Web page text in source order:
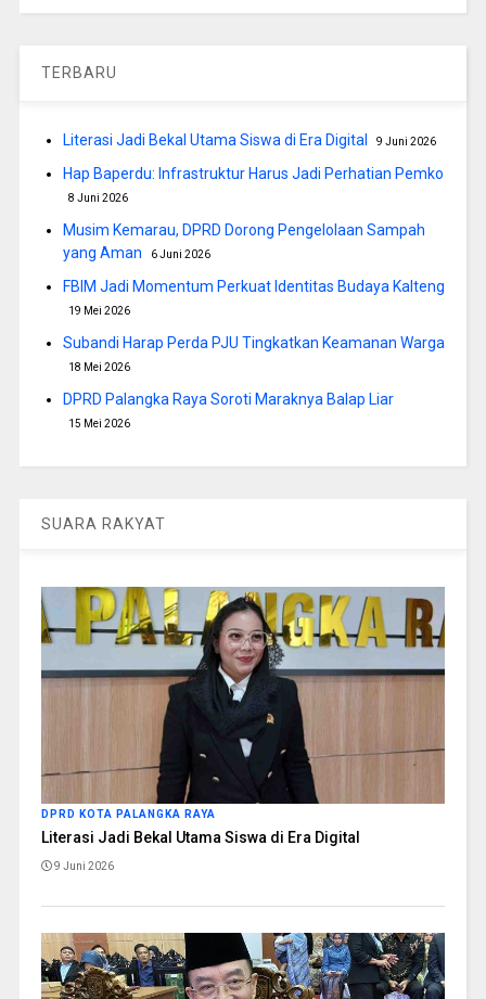
TERBARU
Literasi Jadi Bekal Utama Siswa di Era Digital 9 Juni 2026
Hap Baperdu: Infrastruktur Harus Jadi Perhatian Pemko
8 Juni 2026
Musim Kemarau, DPRD Dorong Pengelolaan Sampah
yang Aman
6 Juni 2026
FBIM Jadi Momentum Perkuat Identitas Budaya Kalteng
19 Mei 2026
Subandi Harap Perda PJU Tingkatkan Keamanan Warga
18 Mei 2026
DPRD Palangka Raya Soroti Maraknya Balap Liar
15 Mei 2026
SUARA RAKYAT
DPRD KOTA PALANGKA RAYA
Literasi Jadi Bekal Utama Siswa di Era Digital
9 Juni 2026